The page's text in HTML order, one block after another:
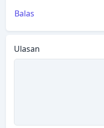
Balas
Ulasan